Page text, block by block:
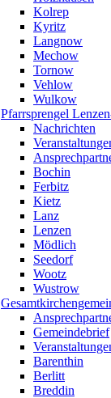
Kolrep
Kyritz
Langnow
Mechow
Tornow
Vehlow
Wulkow
Pfarrsprengel
Nachrichten
Bochin
Ferbitz
Kietz
Lanz
Lenzen
Mödlich
Seedorf
Wootz
Wustrow
Gemeindebrief
Barenthin
Berlitt
Breddin